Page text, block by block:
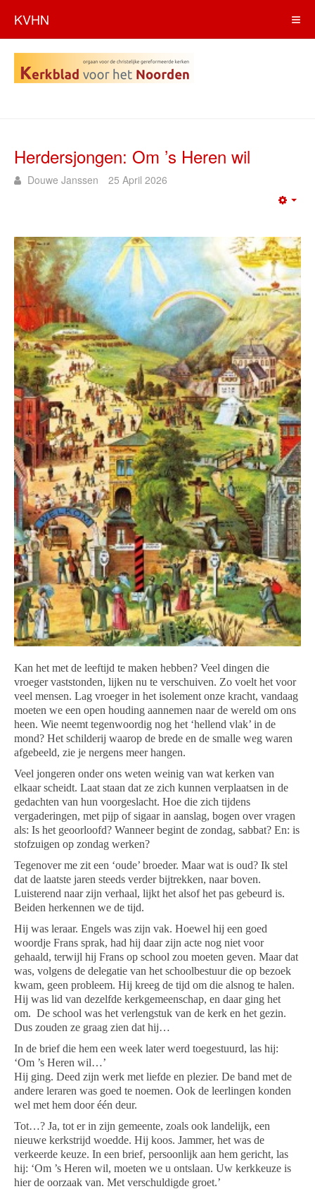
KVHN
Herdersjongen: Om ’s Heren wil
Douwe Janssen 25 April 2026
Kan het met de leeftijd te maken hebben? Veel dingen die
vroeger vaststonden, lijken nu te verschuiven. Zo voelt het voor
veel mensen. Lag vroeger in het isolement onze kracht, vandaag
moeten we een open houding aannemen naar de wereld om ons
heen. Wie neemt tegenwoordig nog het ‘hellend vlak’ in de
mond? Het schilderij waarop de brede en de smalle weg waren
afgebeeld, zie je nergens meer hangen.
Veel jongeren onder ons weten weinig van wat kerken van
elkaar scheidt. Laat staan dat ze zich kunnen verplaatsen in de
gedachten van hun voorgeslacht. Hoe die zich tijdens
vergaderingen, met pijp of sigaar in aanslag, bogen over vragen
als: Is het geoorloofd? Wanneer begint de zondag, sabbat? En: is
stofzuigen op zondag werken?
Tegenover me zit een ‘oude’ broeder. Maar wat is oud? Ik stel
dat de laatste jaren steeds verder bijtrekken, naar boven.
Luisterend naar zijn verhaal, lijkt het alsof het pas gebeurd is.
Beiden herkennen we de tijd.
Hij was leraar. Engels was zijn vak. Hoewel hij een goed
woordje Frans sprak, had hij daar zijn acte nog niet voor
gehaald, terwijl hij Frans op school zou moeten geven. Maar dat
was, volgens de delegatie van het schoolbestuur die op bezoek
kwam, geen probleem. Hij kreeg de tijd om die alsnog te halen.
Hij was lid van dezelfde kerkgemeenschap, en daar ging het
om. De school was het verlengstuk van de kerk en het gezin.
Dus zouden ze graag zien dat hij…
In de brief die hem een week later werd toegestuurd, las hij:
‘Om ’s Heren wil…’
Hij ging. Deed zijn werk met liefde en plezier. De band met de
andere leraren was goed te noemen. Ook de leerlingen konden
wel met hem door één deur.
Tot…? Ja, tot er in zijn gemeente, zoals ook landelijk, een
nieuwe kerkstrijd woedde. Hij koos. Jammer, het was de
verkeerde keuze. In een brief, persoonlijk aan hem gericht, las
hij: ‘Om ’s Heren wil, moeten we u ontslaan. Uw kerkkeuze is
hier de oorzaak van. Met verschuldigde groet.’